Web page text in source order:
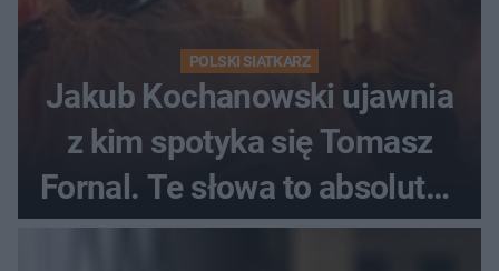
POLSKI SIATKARZ
Jakub Kochanowski ujawnia
z kim spotyka się Tomasz
Fornal. Te słowa to absolutny
hit